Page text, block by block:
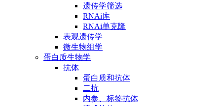
遗传学筛选
RNAi库
RNAi单克隆
表观遗传学
微生物组学
蛋白质生物学
抗体
蛋白质和抗体
二抗
内参、标签抗体